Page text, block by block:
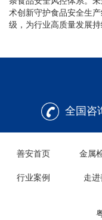
术创新守护食品安全生
级，为行业高质量发展持
全国咨
善安首页 金属
行业案例 走